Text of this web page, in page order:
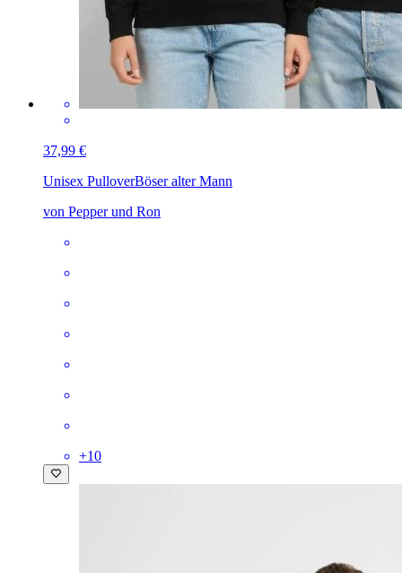
37,99 €
Unisex PulloverBöser alter Mann
von Pepper und Ron
+10